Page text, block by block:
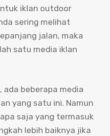
iklan outdoor
sering melihat
jalan, maka
satu media iklan
ada beberapa media
yang satu ini. Namun
saja yang termasuk
lebih baiknya jika